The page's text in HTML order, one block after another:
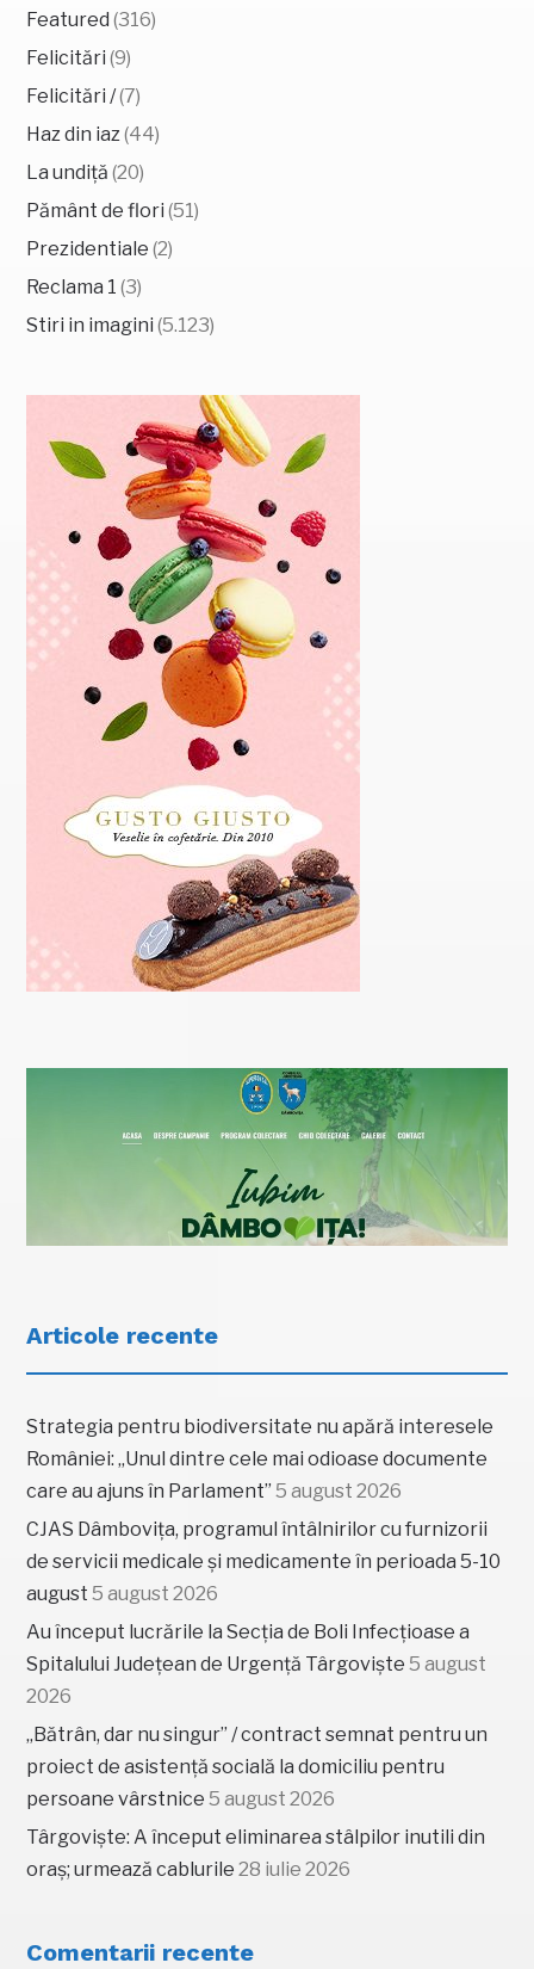
Featured (316)
Felicitări (9)
Felicitări /(7)
Haz din iaz (44)
La undiță (20)
Pământ de flori (51)
Prezidentiale (2)
Reclama 1 (3)
Stiri in imagini (5.123)
Articole recente
Strategia pentru biodiversitate nu apără interesele
României: „Unul dintre cele mai odioase documente
care au ajuns în Parlament” 5 august 2026
CJAS Dâmbovița, programul întâlnirilor cu furnizorii
de servicii medicale și medicamente în perioada 5-10
august 5 august 2026
Au început lucrările la Secția de Boli Infecțioase a
Spitalului Județean de Urgență Târgoviște 5 august
2026
„Bătrân, dar nu singur” / contract semnat pentru un
proiect de asistență socială la domiciliu pentru
persoane vârstnice 5 august 2026
Târgoviște: A început eliminarea stâlpilor inutili din
oraș; urmează cablurile 28 iulie 2026
Comentarii recente